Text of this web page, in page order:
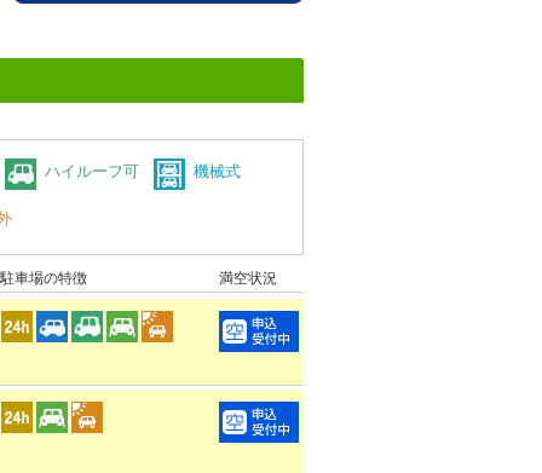
ハイルーフ可 機械式
駐車場の特徴 満空状況